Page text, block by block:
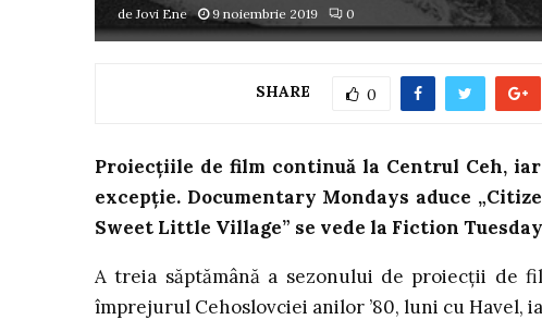
de Jovi Ene 9 noiembrie 2019 0
SHARE 0
Proiecțiile de film continuă la Centrul Ceh,
excepție. Documentary Mondays aduce „
Sweet Little Village” se vede la Fiction
A treia săptămână a sezonului de proiecții de
împrejurul Cehoslovciei anilor ’80, luni cu Havel,